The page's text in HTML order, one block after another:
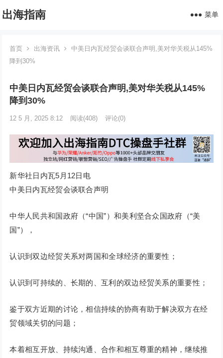
出海指南 菜单
首页 出海资讯
中美日内瓦经贸会谈联合声明,美对华关税从145%
降到30%
中美日内瓦经贸会谈联合声明,美对华关税从145%
降到30%
12 5 月, 2025 8:12 阅读(408) 评论(0)
新华社日内瓦5月12日电
中美日内瓦经贸会谈联合声明
中华人民共和国政府（“中国”）和美利坚合众国政府（“美
国”），
认识到双边经贸关系对两国和全球经济的重要性；
认识到可持续的、长期的、互利的双边经贸关系的重要性；
鉴于双方近期的讨论，相信持续的协商有助于解决双方在经
贸领域关切的问题；
本着相互开放、持续沟通、合作和相互尊重的精神，继续推